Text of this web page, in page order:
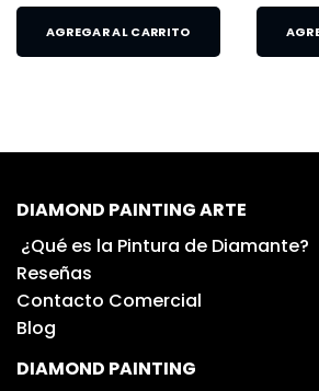
AGREGAR AL CARRITO
DIAMOND PAINTING ARTE
¿Qué es la Pintura de Diamante?
Reseñas
Contacto Comercial
Blog
DIAMOND PAINTING